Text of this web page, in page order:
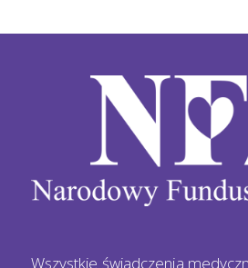
Wszystkie świadczenia